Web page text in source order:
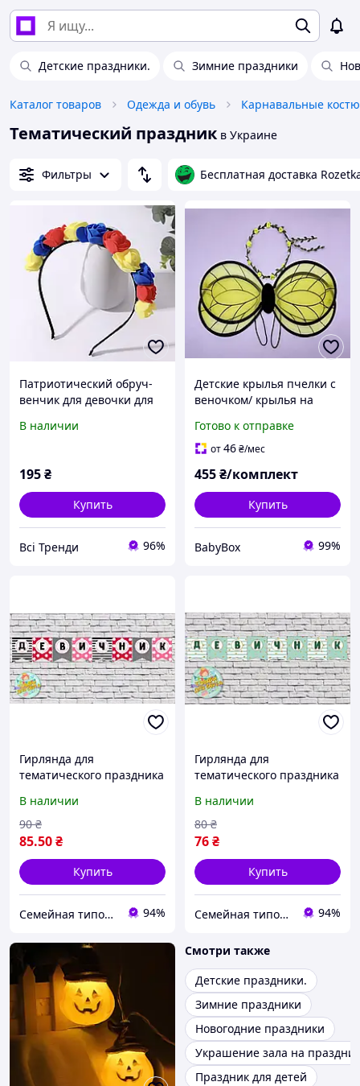
Детские праздники. Зимние праздники
Каталог товаров Одежда и обувь Карнавальные
Тематический праздник в Украине
Фильтры Бесплатная доставка
Патриотический обруч-
венчик для девочки для
тематических вечеринок,
выступлений
В наличии
195₴
Купить
Всі Тренди 96%
Детские крылья пчелки с
веночком/ крылья на
набор крыла и венчиков
Готово к отправке
от46₴/мес
455₴/комплект
Купить
BabyBox 99%
Гирлянда для
тематического праздника
В наличии
85.50₴
90 ₴
Купить
Семейная типография «Мир Праздника» | Полиграфия, печать и индивидуальный дизайн 94%
Гирлянда для
тематического праздника
бирюзовый_1 шт.
В наличии
76₴
80 ₴
Купить
Семейная типография «Мир Праздника» | Полиграфия, печать и индивидуальный дизайн 94%
Смотри также
Детские праздники.
Зимние праздники
Новогодние праздники
Украшение зала на праздник
Праздник для детей